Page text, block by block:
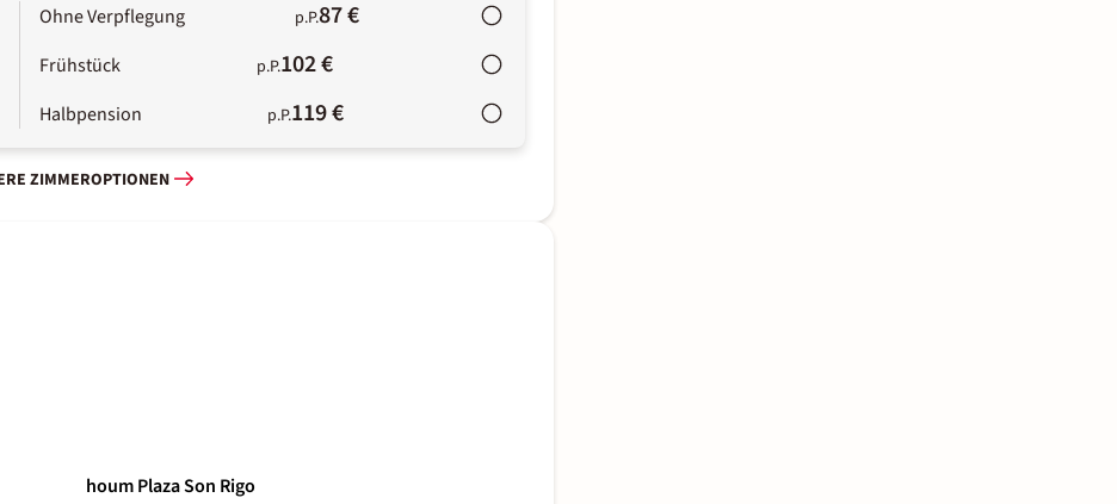
Ohne Verpflegung p.P.87 €
Frühstück p.P.102 €
Halbpension p.P.119 €
ZIMMEROPTIONEN
houm Plaza Son Rigo